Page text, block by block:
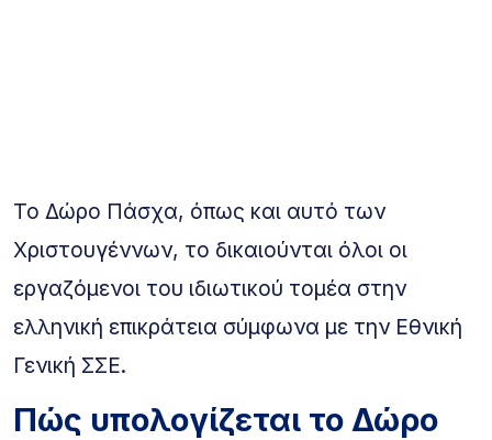
Το Δώρο Πάσχα, όπως και αυτό των
Χριστουγέννων, το δικαιούνται όλοι οι
εργαζόμενοι του ιδιωτικού τομέα στην
ελληνική επικράτεια σύμφωνα με την Εθνική
Γενική ΣΣΕ.
Πώς υπολογίζεται το Δώρο